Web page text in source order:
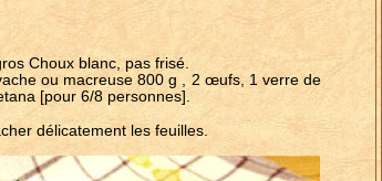
Choux blanc, pas frisé.
ou macreuse 800 g , 2 œufs, 1 verre de
[pour 6/8 personnes].
délicatement les feuilles.